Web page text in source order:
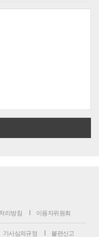
리방침 이용자위원회
기사심의규정 불편신고